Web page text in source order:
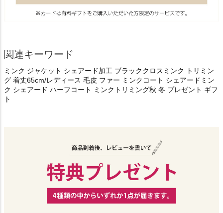
関連キーワード
ミンク ジャケット シェアード加工 ブラッククロスミンク トリミン
グ 着丈65cm/レディース 毛皮 ファー ミンクコート シェアードミン
ク シェアード ハーフコート ミンクトリミング秋 冬 プレゼント ギフ
ト